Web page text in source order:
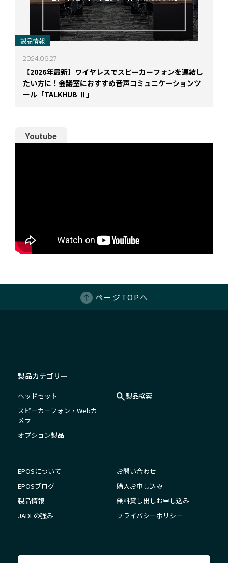
製品情報
2024.06.27
【2026年最新】ワイヤレスでスピーカーフォンを連結し
たい方に！会議室におすすめ音声コミュニケーションツ
ール「TALKHUB Ⅱ」
Youtube
ページTOPへ
製品カテゴリー
ヘッドセット
スピーカーフォン・Webカ
メラ
オプション製品
製品検索
EPOSについて
EPOSブログ
製品情報
JADEの強み
お問い合わせ
購入お申し込み
無料貸し出しお申し込み
プライバシーポリシー